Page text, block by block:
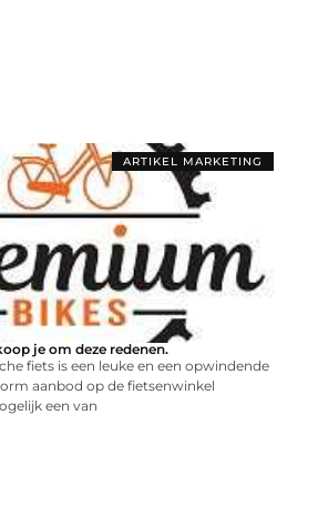
ARTIKEL MARKETING
je om deze redenen.
fiets is een leuke en een opwindende
aanbod op de fietsenwinkel
een van